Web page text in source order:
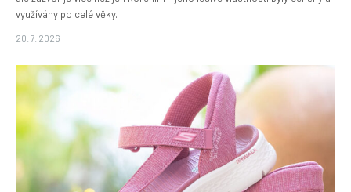
využívány po celé věky.
20. 7. 2026